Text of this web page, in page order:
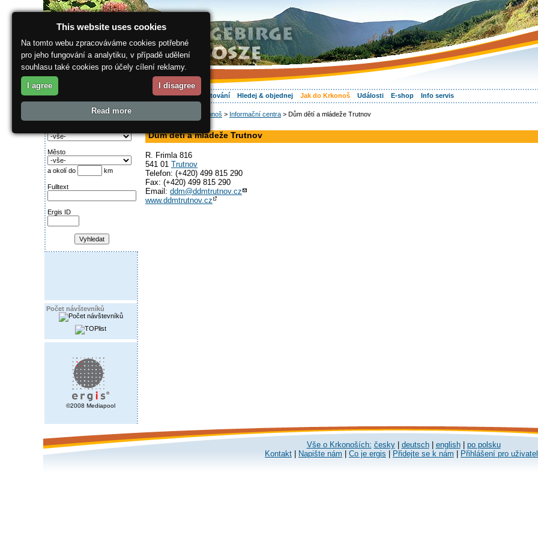
O regionu Vaše dovolená Ubytování Hledej & objednej Jak do Krkonoš Události E-shop Info servis
Najděte si:
Město
a okolí do km
Fulltext
Ergis ID
Počet návštevníků
©2008 Mediapool
Jak do Krkonoš > Informační centra > Dům dětí a mládeže Trutnov
Dům dětí a mládeže Trutnov
R. Frimla 816
541 01 Trutnov
Telefon: (+420) 499 815 290
Fax: (+420) 499 815 290
Email: ddm@ddmtrutnov.cz
www.ddmtrutnov.cz
Vše o Krkonoších: česky| deutsch| english| po polsku
Kontakt
Napište nám Co je ergis Přidejte se k nám Přihlášení pro
This website uses cookies
Na tomto webu zpracováváme cookies potřebné
pro jeho fungování a analytiku, v případě udělení
souhlasu také cookies pro účely cílení reklamy.
I agree I disagree
Read more